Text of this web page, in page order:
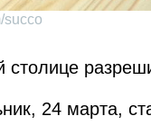
succo
столице
24 марта,